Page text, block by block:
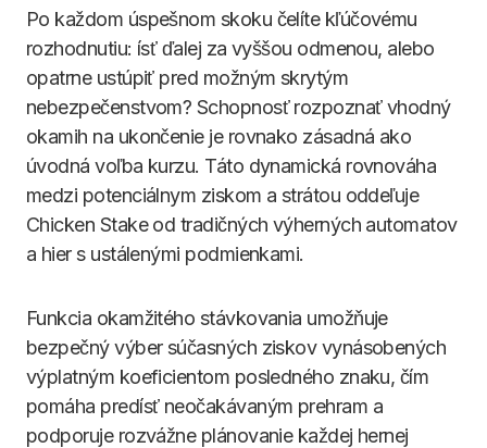
Po každom úspešnom skoku čelíte kľúčovému
rozhodnutiu: ísť ďalej za vyššou odmenou, alebo
opatrne ustúpiť pred možným skrytým
nebezpečenstvom? Schopnosť rozpoznať vhodný
okamih na ukončenie je rovnako zásadná ako
úvodná voľba kurzu. Táto dynamická rovnováha
medzi potenciálnym ziskom a strátou oddeľuje
Chicken Stake od tradičných výherných automatov
a hier s ustálenými podmienkami.
Funkcia okamžitého stávkovania umožňuje
bezpečný výber súčasných ziskov vynásobených
výplatným koeficientom posledného znaku, čím
pomáha predísť neočakávaným prehram a
podporuje rozvážne plánovanie každej hernej